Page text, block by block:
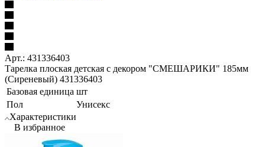
Арт.: 431336403
Тарелка плоская детская с декором "СМЕШАРИКИ" 185мм
(Сиреневый) 431336403
Базовая единица шт
Пол
Унисекс
Характеристики
В избранное